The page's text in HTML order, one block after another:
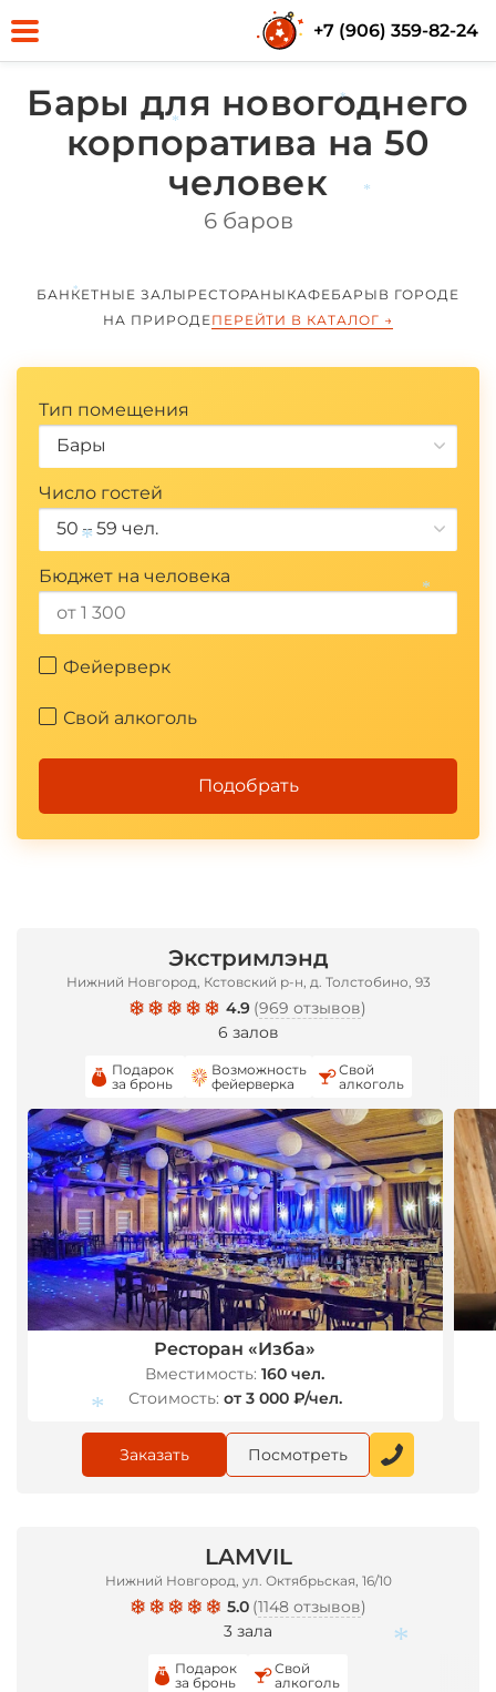
+7 (906) 359-82-24
Бары для новогоднего
корпоратива на 50
человек
6 баров
БАНКЕТНЫЕ ЗАЛЫ РЕСТОРАНЫ КАФЕБАРЫ В ГОРОДЕ
НА ПРИРОДЕПЕРЕЙТИ В КАТАЛОГ →
Тип помещения
Бары
Число гостей
50 – 59 чел.
Бюджет на человека
Фейерверк
Свой алкоголь
Подобрать
Экстримлэнд
Нижний Новгород, Кстовский р-н, д. Толстобино, 93
4.9 (969 отзывов)
6 залов
Подарок
за бронь
Возможность
фейерверка
Свой
алкоголь
Ресторан «Изба»
Вместимость: 160 чел.
Стоимость: от 3 000 ₽/чел.
Заказать Посмотреть
LAMVIL
Нижний Новгород, ул. Октябрьская, 16/10
5.0 (1148 отзывов)
3 зала
Подарок
за бронь
Свой
алкоголь
*
*
*
*
*
*
*